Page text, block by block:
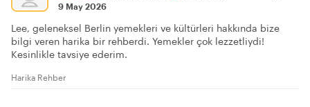
9 May 2026
Lee, geleneksel Berlin yemekleri ve kültürleri hakkında bize
bilgi veren harika bir rehberdi. Yemekler çok lezzetliydi!
Kesinlikle tavsiye ederim.
Harika Rehber